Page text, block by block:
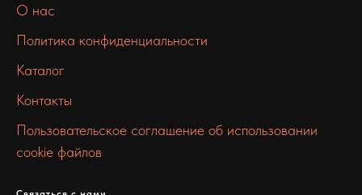
О нас
Политика конфиденциальности
Каталог
Контакты
Пользовательское соглашение об использовании
cookie файлов